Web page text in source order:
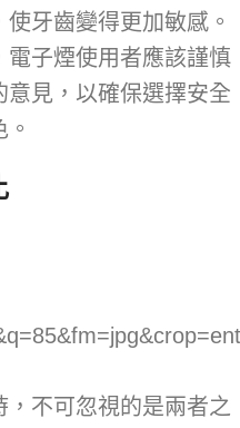
牙齒變得更加敏感。
電子煙使用者應該謹慎
見，以確保選擇安全
不可忽視的是兩者之